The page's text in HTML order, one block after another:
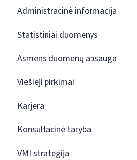
Administracinė informacija
Statistiniai duomenys
Asmens duomenų apsauga
Viešieji pirkimai
Karjera
Konsultacinė taryba
VMI strategija